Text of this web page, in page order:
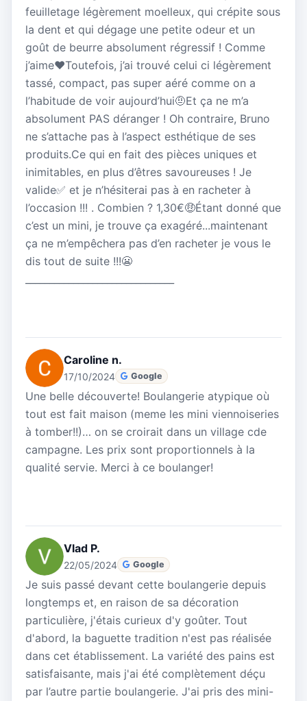
feuilletage légèrement moelleux, qui crépite sous
la dent et qui dégage une petite odeur et un
goût de beurre absolument régressif ! Comme
j’aime❤️Toutefois, j’ai trouvé celui ci légèrement
tassé, compact, pas super aéré comme on a
l’habitude de voir aujourd’hui🤨Et ça ne m’a
absolument PAS déranger ! Oh contraire, Bruno
ne s’attache pas à l’aspect esthétique de ses
produits.Ce qui en fait des pièces uniques et
inimitables, en plus d’êtres savoureuses ! Je
valide✅ et je n’hésiterai pas à en racheter à
l’occasion !!! . Combien ? 1,30€🤑Étant donné que
c’est un mini, je trouve ça exagéré...maintenant
ça ne m’empêchera pas d’en racheter je vous le
dis tout de suite !!!😬
Caroline n.
17/10/2024 Google
Une belle découverte! Boulangerie atypique où
tout est fait maison (meme les mini viennoiseries
à tomber!!)… on se croirait dans un village cde
campagne. Les prix sont proportionnels à la
qualité servie. Merci à ce boulanger!
Vlad P.
22/05/2024 Google
Je suis passé devant cette boulangerie depuis
longtemps et, en raison de sa décoration
particulière, j'étais curieux d'y goûter. Tout
d'abord, la baguette tradition n'est pas réalisée
dans cet établissement. La variété des pains est
satisfaisante, mais j'ai été complètement déçu
par l’autre partie boulangerie. J'ai pris des mini-